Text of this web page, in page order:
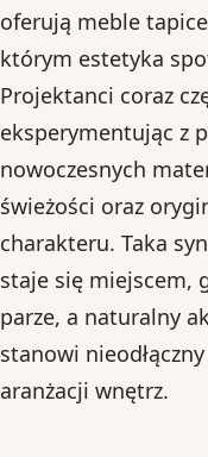
oferują meble
którym estetyka
Projektanci coraz
eksperymentując z
nowoczesnych
świeżości oraz
charakteru. Taka
staje się miejscem,
parze, a naturalny
stanowi
aranżacji wnętrz.